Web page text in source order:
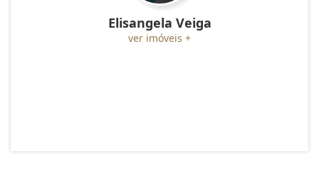
Elisangela Veiga
ver imóveis +